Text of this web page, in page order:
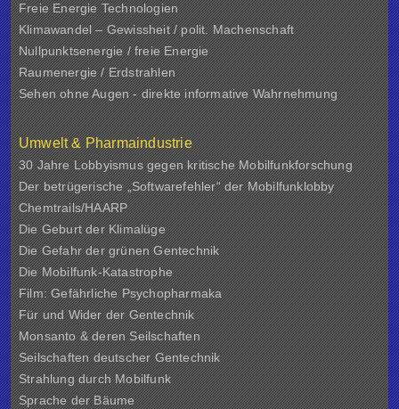
Freie Energie Technologien
Klimawandel – Gewissheit / polit. Machenschaft
Nullpunktsenergie / freie Energie
Raumenergie / Erdstrahlen
Sehen ohne Augen - direkte informative Wahrnehmung
Umwelt & Pharmaindustrie
30 Jahre Lobbyismus gegen kritische Mobilfunkforschung
Der betrügerische „Softwarefehler“ der Mobilfunklobby
Chemtrails/HAARP
Die Geburt der Klimalüge
Die Gefahr der grünen Gentechnik
Die Mobilfunk-Katastrophe
Film: Gefährliche Psychopharmaka
Für und Wider der Gentechnik
Monsanto & deren Seilschaften
Seilschaften deutscher Gentechnik
Strahlung durch Mobilfunk
Sprache der Bäume